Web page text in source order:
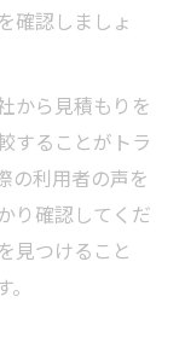
確認しましょ
から見積もりを
することがトラ
の利用者の声を
り確認してくだ
見つけること